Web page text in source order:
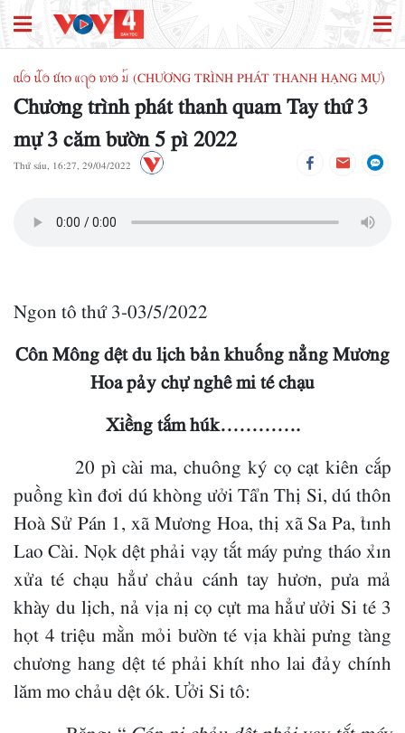
ꪹꪊꪉ ꪊꪲꪉ ꪠꪱꪒ ꪵꪖꪉ ꪭꪱꪉ ꪣꪳ (CHƯƠNG TRÌNH PHÁT THANH HẠNG MỰ)
Chương trình phát thanh quam Tay thứ 3
mự 3 căm bườn 5 pì 2022
Thứ sáu, 16:27, 29/04/2022
Ngon tô thứ 3-03/5/2022
Côn Mông dệt du lịch bản khuống nẳng Mương
Hoa pảy chự nghê mi té chạu
Xiềng tắm húk………….
20 pì cài ma, chuông ký cọ cạt kiên cắp
puồng kìn đơi dú khòng ưởi Tẩn Thị Si, dú thôn
Hoà Sử Pán 1, xã Mương Hoa, thị xã Sa Pa, tỉnh
Lao Cài. Nọk dệt phải vạy tắt máy pưng tháo xỉn
xửa té chạu hẳư chảu cánh tay hươn, pưa mả
khày du lịch, nả vịa nị cọ cựt ma hẳư ưởi Si té 3
họt 4 triệu mằn mỏi bườn té vịa khài pưng tàng
chương hang dệt té phải khít nho lai đảy chính
lăm mo chảu dệt ók. Ưởi Si tô: